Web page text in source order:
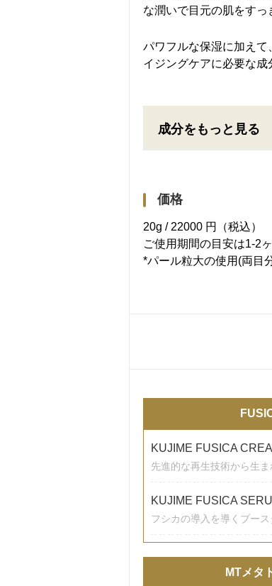
な潤いで目元の肌をすっ
パワフルな保湿に加え
イジングケアに必要な成
成分をもっと見る
価格
20g / 22000 円（税込）
ご使用期間の目安は1-2ヶ
*パール粒大の使用(両目
KUJIME FUSICA
先進的な再生技術から生
KUJIME FUSICA
フシカの導入を導くブー
MTメタ